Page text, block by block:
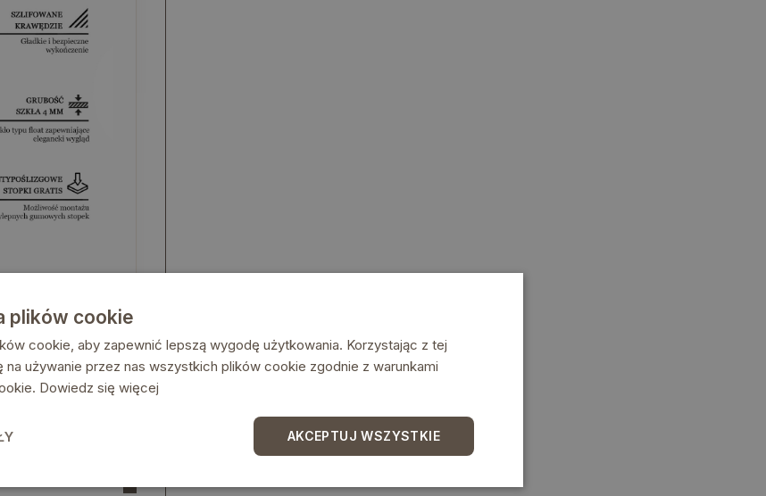
plików cookie
cookie, aby zapewnić lepszą wygodę użytkowania. Korzystając z tej
na używanie przez nas wszystkich plików cookie zgodnie z warunkami
Dowiedz się więcej
AKCEPTUJ WSZYSTKIE